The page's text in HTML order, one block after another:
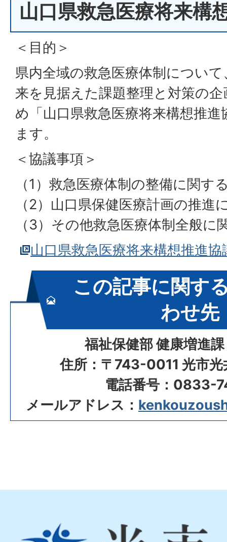
山口県救急医療将来構
＜目的＞
県内全域の救急医療体制につい
来を見据えた課題整理と対策の
め「山口県救急医療将来構想推
ます。
＜協議事項＞
（1）救急医療体制の整備に関す
（2）山口県保健医療計画の推進
（3）その他救急医療体制全般に
山口県救急医療将来構想推進協
この記事に関す
わせ先
福祉保健部 健康増進
住所：〒743-0011 光市光
電話番号：0833-
メールアドレス：